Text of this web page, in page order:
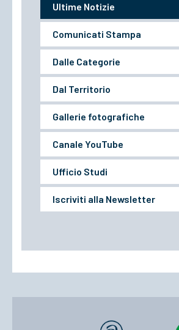
Ultime Notizie
Comunicati Stampa
Dalle Categorie
Dal Territorio
Gallerie fotografiche
Canale YouTube
Ufficio Studi
Iscriviti alla Newsletter